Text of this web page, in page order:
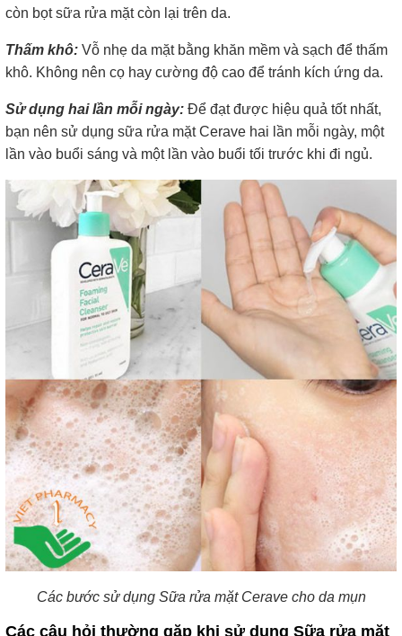
còn bọt sữa rửa mặt còn lại trên da.
Thấm khô: Vỗ nhẹ da mặt bằng khăn mềm và sạch để thấm
khô. Không nên cọ hay cường độ cao để tránh kích ứng da.
Sử dụng hai lần mỗi ngày: Để đạt được hiệu quả tốt nhất,
bạn nên sử dụng sữa rửa mặt Cerave hai lần mỗi ngày, một
lần vào buổi sáng và một lần vào buổi tối trước khi đi ngủ.
Các bước sử dụng Sữa rửa mặt Cerave cho da mụn
Các câu hỏi thường gặp khi sử dụng Sữa rửa mặt